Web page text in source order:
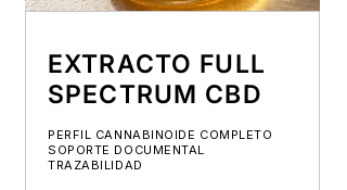
EXTRACTO FULL
SPECTRUM CBD
PERFIL CANNABINOIDE COMPLETO
SOPORTE DOCUMENTAL
TRAZABILIDAD